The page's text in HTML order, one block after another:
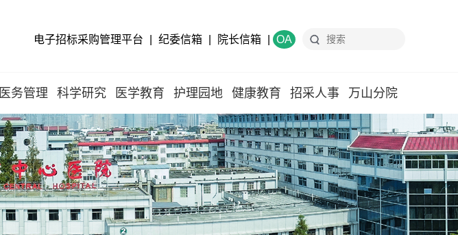
电子招标采购管理平台 纪委信箱 院长信箱 OA
医务管理 科学研究 医学教育 护理园地 健康教育 招采人事 万山分院